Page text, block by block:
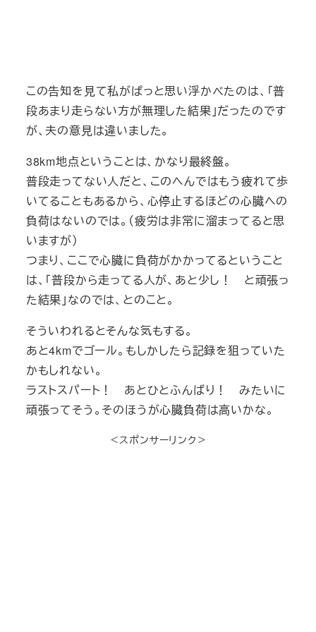
この告知を見て私がぱっと思い浮かべたのは、「普
段あまり走らない方が無理した結果」だったのです
が、夫の意見は違いました。
38km地点ということは、かなり最終盤。
普段走ってない人だと、このへんではもう疲れて歩
いてることもあるから、心停止するほどの心臓への
負荷はないのでは。（疲労は非常に溜まってると思
いますが）
つまり、ここで心臓に負荷がかかってるということ
は、「普段から走ってる人が、あと少し！ と頑張っ
た結果」なのでは、とのこと。
そういわれるとそんな気もする。
あと4kmでゴール。もしかしたら記録を狙っていた
かもしれない。
ラストスパート！ あとひとふんばり！ みたいに
頑張ってそう。そのほうが心臓負荷は高いかな。
＜スポンサーリンク＞